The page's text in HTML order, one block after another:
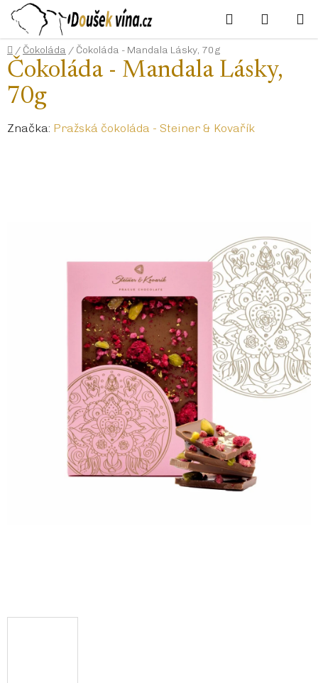
obsah
Hledat
KOŠÍK
Domů
/ Čokoláda / Čokoláda - Mandala Lásky, 70g
Čokoláda - Mandala Lásky,
70g
Značka: Pražská čokoláda - Steiner & Kovařík